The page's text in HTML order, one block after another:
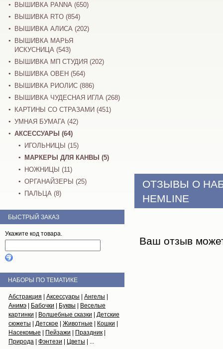
ОТЗЫВЫ О
HEMLINE
Ваш отзыв
ВЫШИВКА PANNA (650)
ВЫШИВКА RTO (854)
ВЫШИВКА АЛИСА (202)
ВЫШИВКА МАРЬЯ
ИСКУСНИЦА (543)
ВЫШИВКА МП СТУДИЯ (202)
ВЫШИВКА ОВЕН (564)
ВЫШИВКА РИОЛИС (886)
ВЫШИВКА ЧУДЕСНАЯ ИГЛА (268)
КАРТИНЫ СО СТРАЗАМИ (451)
УМНАЯ БУМАГА (42)
АКСЕССУАРЫ (64)
ИГОЛЬНИЦЫ (15)
МАРКЕРЫ ДЛЯ КАНВЫ (5)
НОЖНИЦЫ (11)
ОРГАНАЙЗЕРЫ (25)
ПАЛЬЦА (8)
БЫСТРЫЙ ЗАКАЗ
Укажите код товара.
НАБОРЫ ПО ТЕМАТИКЕ
Абстракция Аксессуары Ангелы
Анимэ
Бабочки Буквы
Веселые
картинки
Волшебные сказки
Детские
сюжеты
Детское Животные Кошки
Насекомые
Пейзажи Праздник
Природа
Фэнтези Цветы | ...